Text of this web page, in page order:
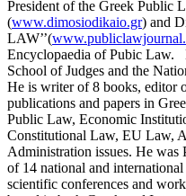
President of the Greek Public
(www.dimosiodikaio.gr) and
LAW’’(
Encyclopaedia of Pubic Law.
School of Judges and the
He is writer of 8 books, editor
publications and papers in
Public Law, Economic
Constitutional Law, EU Law,
Administration issues. He was
of 14 national and
scientific conferences and